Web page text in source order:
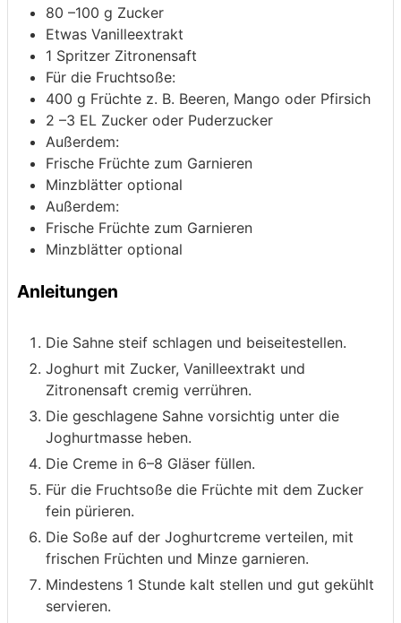
80 –100 g Zucker
Etwas Vanilleextrakt
1 Spritzer Zitronensaft
Für die Fruchtsoße:
400 g Früchte z. B. Beeren, Mango oder Pfirsich
2 –3 EL Zucker oder Puderzucker
Außerdem:
Frische Früchte zum Garnieren
Minzblätter optional
Außerdem:
Frische Früchte zum Garnieren
Minzblätter optional
Anleitungen
Die Sahne steif schlagen und beiseitestellen.
Joghurt mit Zucker, Vanilleextrakt und
Zitronensaft cremig verrühren.
Die geschlagene Sahne vorsichtig unter die
Joghurtmasse heben.
Die Creme in 6–8 Gläser füllen.
Für die Fruchtsoße die Früchte mit dem Zucker
fein pürieren.
Die Soße auf der Joghurtcreme verteilen, mit
frischen Früchten und Minze garnieren.
Mindestens 1 Stunde kalt stellen und gut gekühlt
servieren.